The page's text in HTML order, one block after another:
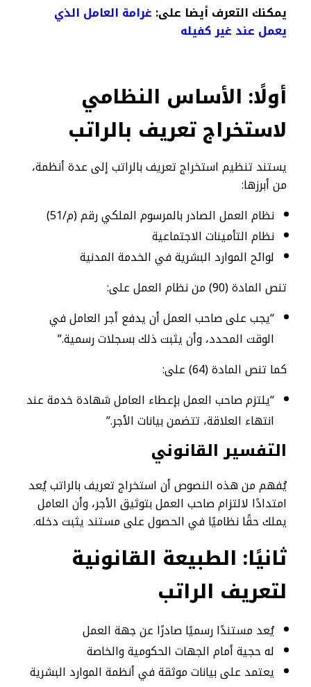
يمكنك التعرف أيضا على: غرامة العامل الذي
يعمل عند غير كفيله
أولًا: الأساس النظامي
لاستخراج تعريف بالراتب
يستند تنظيم استخراج تعريف بالراتب إلى عدة أنظمة،
من أبرزها:
نظام العمل الصادر بالمرسوم الملكي رقم (م/51)
نظام التأمينات الاجتماعية
لوائح الموارد البشرية في الخدمة المدنية
تنص المادة (90) من نظام العمل على:
“يجب على صاحب العمل أن يدفع أجر العامل في
الوقت المحدد، وأن يثبت ذلك بسجلات رسمية.”
كما تنص المادة (64) على:
“يلتزم صاحب العمل بإعطاء العامل شهادة خدمة عند
انتهاء العلاقة، تتضمن بيانات الأجر.”
التفسير القانوني
يُفهم من هذه النصوص أن استخراج تعريف بالراتب يُعد
امتدادًا لالتزام صاحب العمل بتوثيق الأجر، وأن العامل
يملك حقًا نظاميًا في الحصول على مستند يثبت دخله.
ثانيًا: الطبيعة القانونية
لتعريف الراتب
يُعد مستندًا رسميًا صادرًا عن جهة العمل
له حجية أمام الجهات الحكومية والخاصة
يعتمد على بيانات موثقة في أنظمة الموارد البشرية